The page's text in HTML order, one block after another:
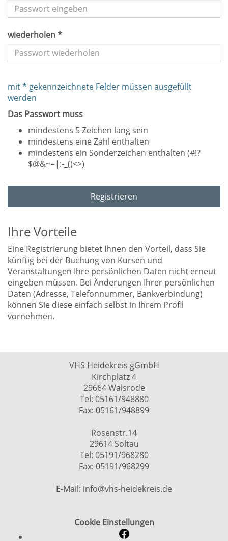
wiederholen *
mit * gekennzeichnete Felder müssen ausgefüllt
werden
Das Passwort muss
mindestens 5 Zeichen lang sein
mindestens eine Zahl enthalten
mindestens ein Sonderzeichen enthalten (#!?
$@&~=|:-_()<>)
Registrieren
Ihre Vorteile
Eine Registrierung bietet Ihnen den Vorteil, dass Sie
künftig bei der Buchung von Kursen und
Veranstaltungen Ihre persönlichen Daten nicht erneut
eingeben müssen. Bei Änderungen Ihrer persönlichen
Daten (Adresse, Telefonnummer, Bankverbindung)
können Sie diese einfach selbst in Ihrem Profil
vornehmen.
VHS Heidekreis gGmbH
Kirchplatz 4
29664 Walsrode
Tel: 05161/948880
Fax: 05161/948899
Rosenstr.14
29614 Soltau
Tel: 05191/968280
Fax: 05191/968299
E-Mail: info@vhs-heidekreis.de
Cookie Einstellungen